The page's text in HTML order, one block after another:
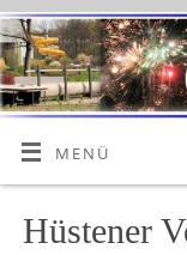
MENÜ
Hüstener